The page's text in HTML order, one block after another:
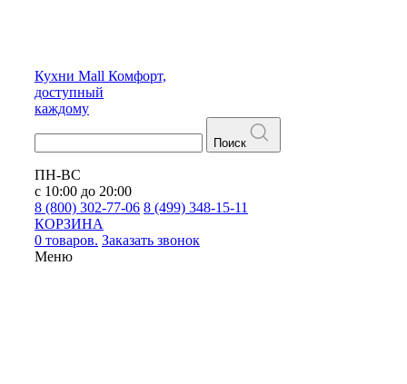
Кухни Mall Комфорт,
доступный
каждому
Поиск
ПН-ВС
с 10:00 до 20:00
8 (800) 302-77-06 8 (499) 348-15-11
КОРЗИНА
0 товаров. Заказать звонок
Меню